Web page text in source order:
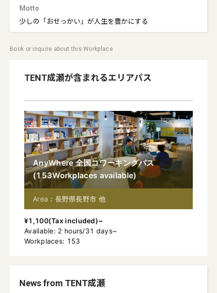
Motto
少しの「おせっかい」が人生を豊かにする
Book or inquire about this Workplace
TENT成瀬が含まれるエリアパス
AnyWhere 全国コワーキングパス
(153Workplaces available)
Area：長野県長野市 他
¥1,100(Tax included)~
Available: 2 hours/31 days~
Workplaces: 153
News from TENT成瀬